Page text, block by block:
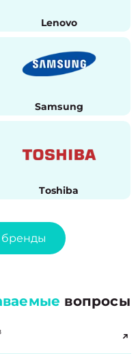
Lenovo
Samsung
Toshiba
бренды
вопросы